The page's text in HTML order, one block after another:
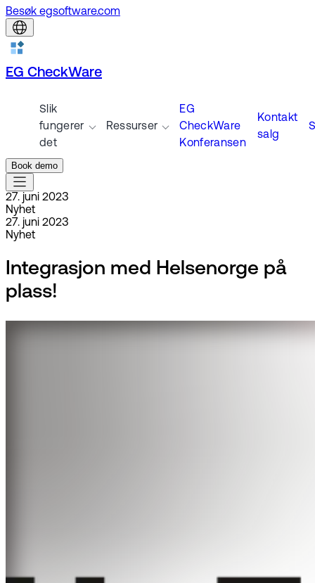
Besøk egsoftware.com
EG CheckWare
Slik
fungerer
det
Ressurser
EG
CheckWare
Konferansen
Kontakt
salg
Book demo
27. juni 2023
Nyhet
27. juni 2023
Nyhet
Integrasjon med Helsenorge på
plass!